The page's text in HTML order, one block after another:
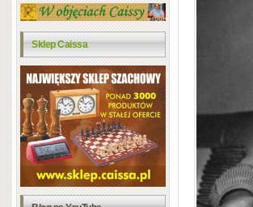
Sklep Caissa